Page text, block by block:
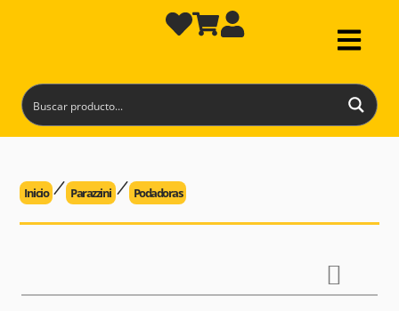
Inicio Parazzini Podadoras